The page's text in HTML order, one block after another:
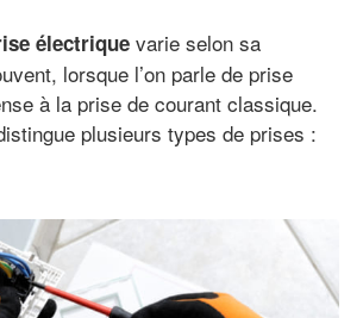
électrique varie selon sa
lorsque l’on parle de prise
à la prise de courant classique.
plusieurs types de prises :